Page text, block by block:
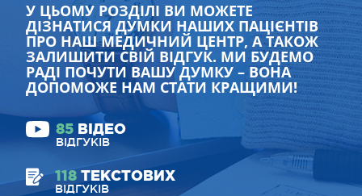
У ЦЬОМУ РОЗДІЛІ ВИ МОЖЕТЕ
ДІЗНАТИСЯ ДУМКИ НАШИХ ПАЦІЄНТІВ
ПРО НАШ МЕДИЧНИЙ ЦЕНТР, А ТАКОЖ
ЗАЛИШИТИ СВІЙ ВІДГУК. МИ БУДЕМО
РАДІ ПОЧУТИ ВАШУ ДУМКУ – ВОНА
ДОПОМОЖЕ НАМ СТАТИ КРАЩИМИ!
85 ВІДЕО
ВІДГУКІВ
118 ТЕКСТОВИХ
ВІДГУКІВ